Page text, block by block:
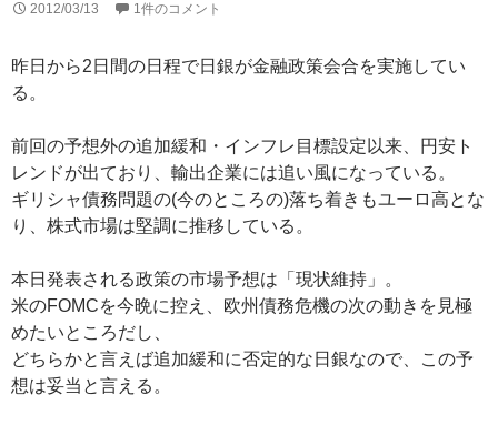
2012/03/13 1件のコメント
昨日から2日間の日程で日銀が金融政策会合を実施してい
る。
前回の予想外の追加緩和・インフレ目標設定以来、円安ト
レンドが出ており、輸出企業には追い風になっている。
ギリシャ債務問題の(今のところの)落ち着きもユーロ高とな
り、株式市場は堅調に推移している。
本日発表される政策の市場予想は「現状維持」。
米のFOMCを今晩に控え、欧州債務危機の次の動きを見極
めたいところだし、
どちらかと言えば追加緩和に否定的な日銀なので、この予
想は妥当と言える。